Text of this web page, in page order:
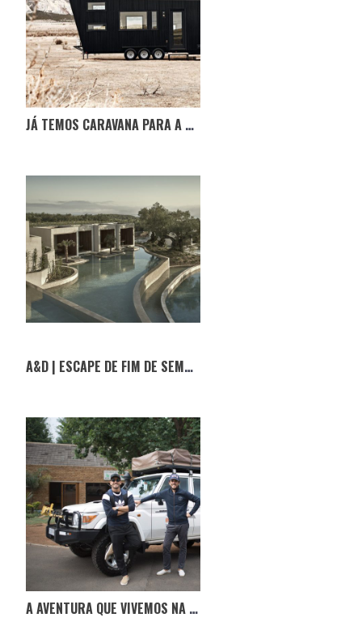
JÁ TEMOS CARAVANA PARA A NOSSA PRÓXIMA AVENTURA!
A&D | ESCAPE DE FIM DE SEMANA – OLEA ALL SUITE HOTEL
A AVENTURA QUE VIVEMOS NA VIAGEM À ÁFRICA DO SUL COM A LANDVENTURE